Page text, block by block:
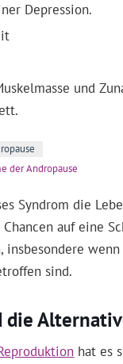
Depression.
und
Syndrom die
auf eine
insbesondere
sind.
die
hat es